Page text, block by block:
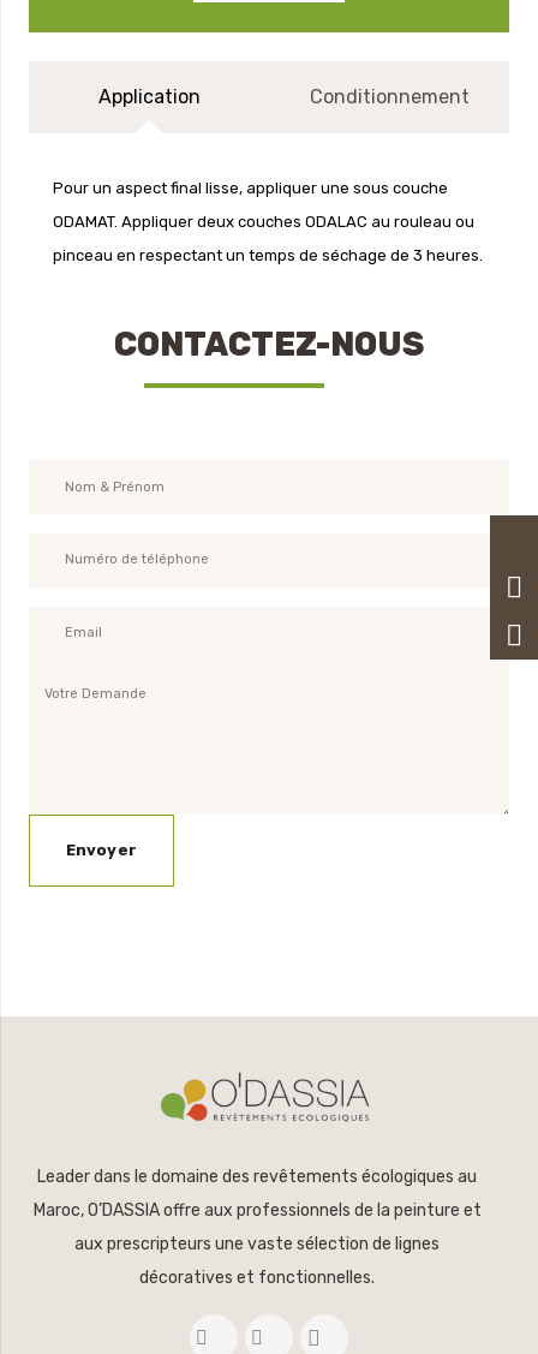
Application Conditionnement
Pour un aspect final lisse, appliquer une sous couche
ODAMAT. Appliquer deux couches ODALAC au rouleau ou
pinceau en respectant un temps de séchage de 3 heures.
CONTACTEZ-NOUS
Leader dans le domaine des revêtements écologiques au
Maroc, O’DASSIA offre aux professionnels de la peinture et
aux prescripteurs une vaste sélection de lignes
décoratives et fonctionnelles.